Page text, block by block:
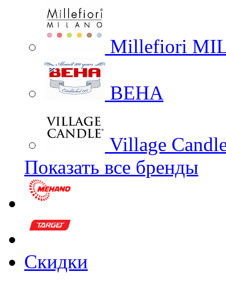
Millefiori
BEHA
Village
Показать все бренды
Скидки